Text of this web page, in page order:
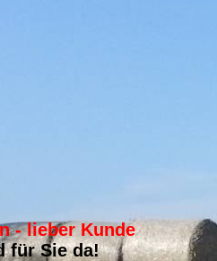
- lieber Kunde
für Sie da!